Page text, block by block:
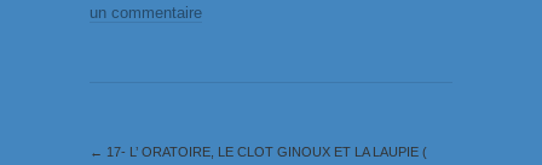
un commentaire
← 17- L’ ORATOIRE, LE CLOT GINOUX ET LA LAUPIE (